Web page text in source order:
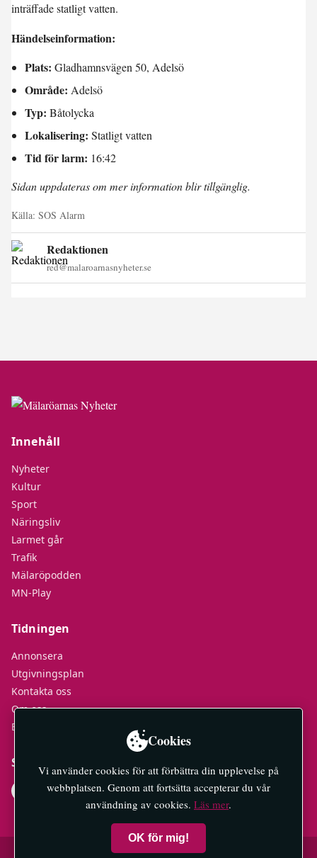
inträffade statligt vatten.
Händelseinformation:
Plats: Gladhamnsvägen 50, Adelsö
Område: Adelsö
Typ: Båtolycka
Lokalisering: Statligt vatten
Tid för larm: 16:42
Sidan uppdateras om mer information blir tillgänglig.
Källa: SOS Alarm
Redaktionen
red@malaroarnasnyheter.se
Innehåll
Nyheter
Kultur
Sport
Näringsliv
Larmet går
Trafik
Mälaröpodden
MN-Play
Tidningen
Annonsera
Utgivningsplan
Kontakta oss
Om oss
E-tidningar
Socialt
© 2026 Mälaröarnas Nyheter — All rights reserved.
Cookies
Vi använder cookies för att förbättra din upplevelse på
webbplatsen. Genom att fortsätta accepterar du vår
användning av cookies. Läs mer.
OK för mig!